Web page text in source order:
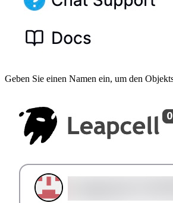
Geben Sie einen Namen ein, um den